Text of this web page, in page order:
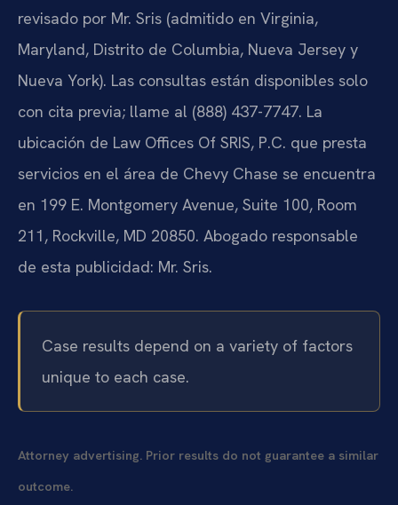
revisado por Mr. Sris (admitido en Virginia,
Maryland, Distrito de Columbia, Nueva Jersey y
Nueva York). Las consultas están disponibles solo
con cita previa; llame al (888) 437-7747. La
ubicación de Law Offices Of SRIS, P.C. que presta
servicios en el área de Chevy Chase se encuentra
en 199 E. Montgomery Avenue, Suite 100, Room
211, Rockville, MD 20850. Abogado responsable
de esta publicidad: Mr. Sris.
Case results depend on a variety of factors
unique to each case.
Attorney advertising. Prior results do not guarantee a similar
outcome.